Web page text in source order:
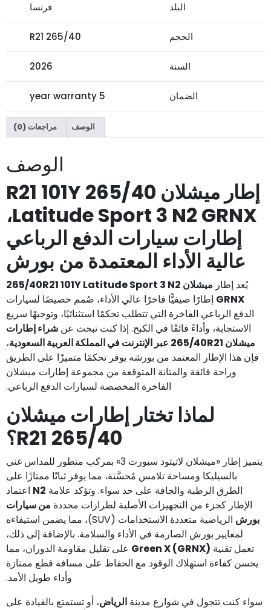
البلد فرنسا
الحجم 265/40 R21
السنة 2026
الضمان 5 year warranty
الوصف مراجعات (0)
الوصف
إطار ميشلان 265/40 R21 101Y
Latitude Sport 3 N2 GRNX،
إطارات سيارات الدفع الرباعي
عالية الأداء المعتمدة من بورش
يُعد إطار
ميشلان 265/40R21 101Y Latitude Sport 3 N2
GRNX إطارًا صيفيًّا فاخرًا عالي الأداء، صُمم خصيصًا لسيارات
الدفع الرباعي الفاخرة التي تتطلب تحكمًا استثنائيًا، وتوجيهًا سريع
الاستجابة، وأداءً فائقًا في الكبح. إذا كنت تبحث عن شراء إطارات
ميشلان 265/40R21 عبر الإنترنت في المملكة العربية السعودية
،
فإن هذا الإطار المعتمد من بورشه يوفر تحكمًا متميزًا على الطريق
وراحة فائقة والمتانة المتوقعة من مجموعة إطارات ميشلان
الفاخرة المخصصة لسيارات الدفع الرباعي.
لماذا تختار إطارات ميشلان
265/40 R21؟
يتميز إطار «ميشلان لاتيتود سبورت 3» بمركب متطور للمداس غني
بالسيليكا ومساحة تلامس مُحسَّنة، مما يوفر ثباتًا ممتازًا على
الطرق الرطبة والجافة على حد سواء. وتؤكد علامة N2 اعتماد
الإطار كجزء من التجهيزات الأصلية لطرازات محددة من سيارات
بورش
الرياضية متعددة الاستخدامات (SUV)، مما يضمن استيفاءه
لمعايير بورش الصارمة في الأداء والسلامة. بالإضافة إلى ذلك،
تعمل تقنية Green X (GRNX) على تقليل مقاومة الدوران، مما
يحسن كفاءة استهلاك الوقود مع الحفاظ على مسافة قطع ممتازة
وأداء طويل الأمد.
سواء كنت تتجول في شوارع مدينة الرياض، أو تستمتع بالقيادة على